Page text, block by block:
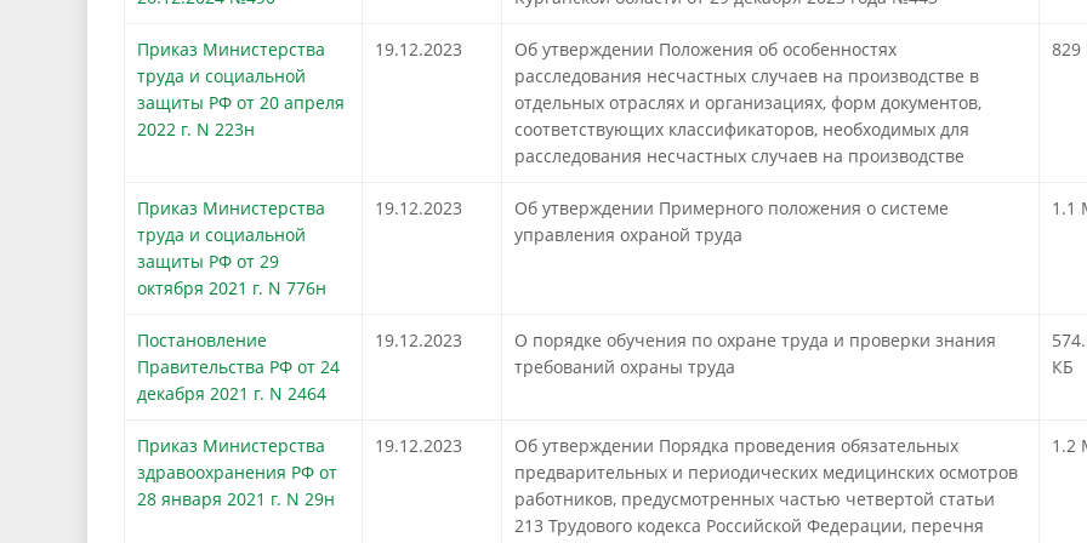
Приказ Министерства
труда и социальной
защиты РФ от 20 апреля
2022 г. N 223н
19.12.2023
Об утверждении Положения об особенностях
расследования несчастных случаев на производстве в
отдельных отраслях и организациях, форм документов,
соответствующих классификаторов, необходимых для
расследования несчастных случаев на производстве
829
Приказ Министерства
труда и социальной
защиты РФ от 29
октября 2021 г. N 776н
19.12.2023
Об утверждении Примерного положения о системе
управления охраной труда
1.1
Постановление
Правительства РФ от 24
декабря 2021 г. N 2464
19.12.2023
О порядке обучения по охране труда и проверки знания
требований охраны труда
КБ
Приказ Министерства
здравоохранения РФ от
28 января 2021 г. N 29н
19.12.2023
Об утверждении Порядка проведения обязательных
предварительных и периодических медицинских осмотров
работников, предусмотренных частью четвертой статьи
213 Трудового кодекса Российской Федерации, перечня
1.2